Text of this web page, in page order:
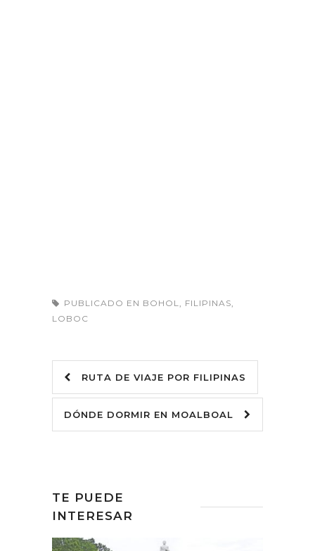
PUBLICADO EN BOHOL FILIPINAS
LOBOC
RUTA DE VIAJE POR FILIPINAS
DÓNDE DORMIR EN MOALBOAL
TE PUEDE
INTERESAR